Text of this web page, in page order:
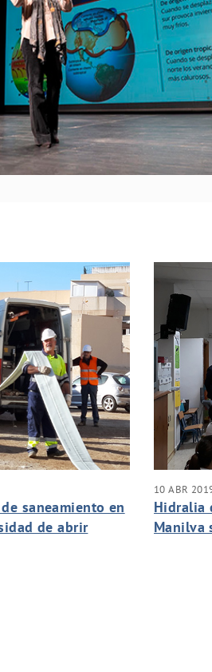
saneamiento en
de abrir
10 ABR
Hidralia
Manilva